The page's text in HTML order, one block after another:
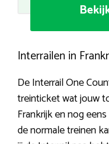
Interrailen in
De Interrail One
treinticket wat jouw
Frankrijk en nog
de normale treinen